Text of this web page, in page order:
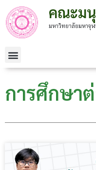
คณะม
มหาวิทยาลัยมหาจุ
การศึกษา